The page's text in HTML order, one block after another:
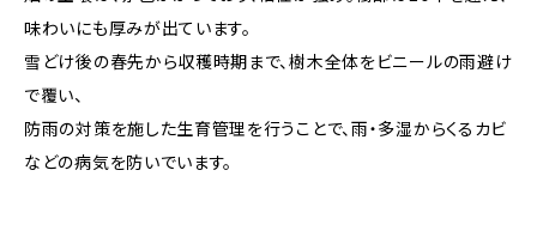
味わいにも厚みが出ています。
雪どけ後の春先から収穫時期まで、樹木全体をビニールの雨避け
で覆い、
防雨の対策を施した生育管理を行うことで、雨・多湿からくるカビ
などの病気を防いでいます。